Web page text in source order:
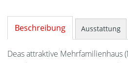
Beschreibung Ausstattung
Deas attraktive Mehrfamilienhaus